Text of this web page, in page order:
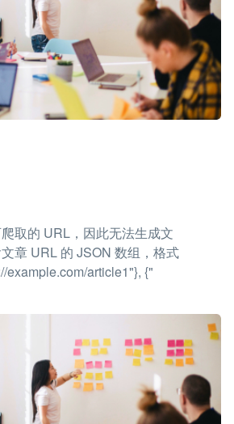
取的 URL，因此无法生成文
章 URL 的 JSON 数组，格式
example.com/article1"}, {"